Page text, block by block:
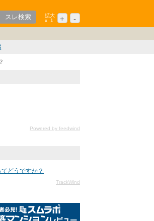
拡大
x
1 + -
Powered by feedwind
どうですか？
TrackWind